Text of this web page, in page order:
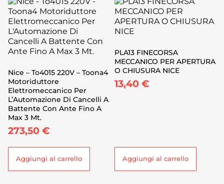
Nice – To4015 220V – Toona4
Motoriduttore
Elettromeccanico Per
L’Automazione Di Cancelli A
Battente Con Ante Fino A
Max 3 Mt.
273,50 €
Aggiungi al carrello
PLA13 FINECORSA
MECCANICO PER APERTURA
O CHIUSURA NICE
13,40 €
Aggiungi al carrello